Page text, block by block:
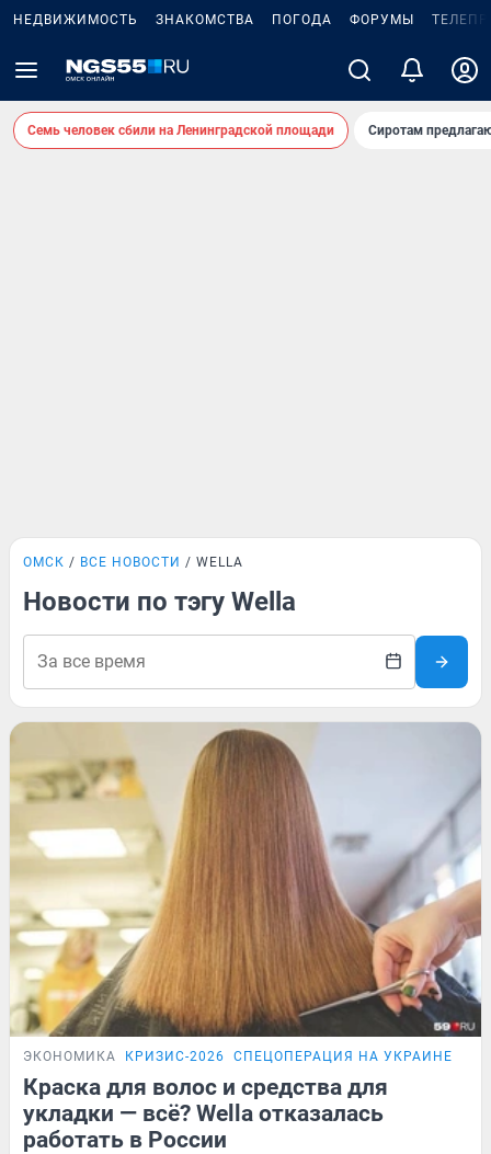
НЕДВИЖИМОСТЬ ЗНАКОМСТВА ПОГОДА ФОРУМЫ
Семь человек сбили на Ленинградской площади Сиротам
ОМСК ВСЕ НОВОСТИ WELLA
Новости по тэгу Wella
ЭКОНОМИКА КРИЗИС-2026 СПЕЦОПЕРАЦИЯ НА УКРАИНЕ
Краска для волос и средства для
укладки — всё? Wella отказалась
работать в России